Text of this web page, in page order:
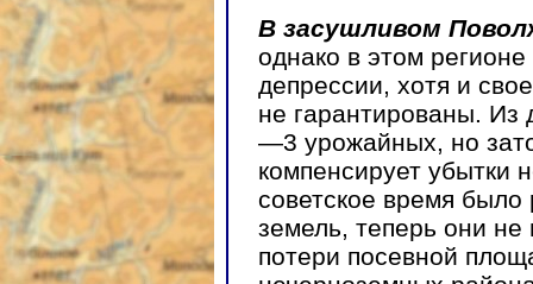
В засушливом
однако в этом
депрессии, хотя и
не гарантированы. Из
—3 урожайных, но
компенсирует убытки
советское время
земель, теперь они
потери посевной